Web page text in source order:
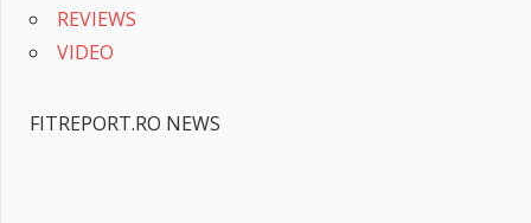
REVIEWS
VIDEO
FITREPORT.RO NEWS